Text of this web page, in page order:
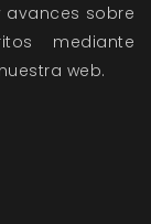
avances sobre
mediante
web.